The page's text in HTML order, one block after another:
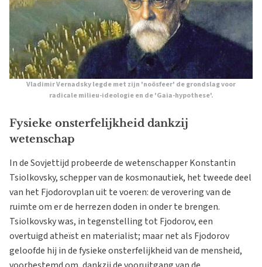
Vladimir Vernadsky legde met zijn 'noösfeer' de grondslag voor
radicale milieu-ideologie en de'Gaia-hypothese'.
Fysieke onsterfelijkheid dankzij
wetenschap
In de Sovjettijd probeerde de wetenschapper Konstantin
Tsiolkovsky, schepper van de kosmonautiek, het tweede deel
van het Fjodorovplan uit te voeren: de verovering van de
ruimte om er de herrezen doden in onder te brengen.
Tsiolkovsky was, in tegenstelling tot Fjodorov, een
overtuigd atheïst en materialist; maar net als Fjodorov
geloofde hij in de fysieke onsterfelijkheid van de mensheid,